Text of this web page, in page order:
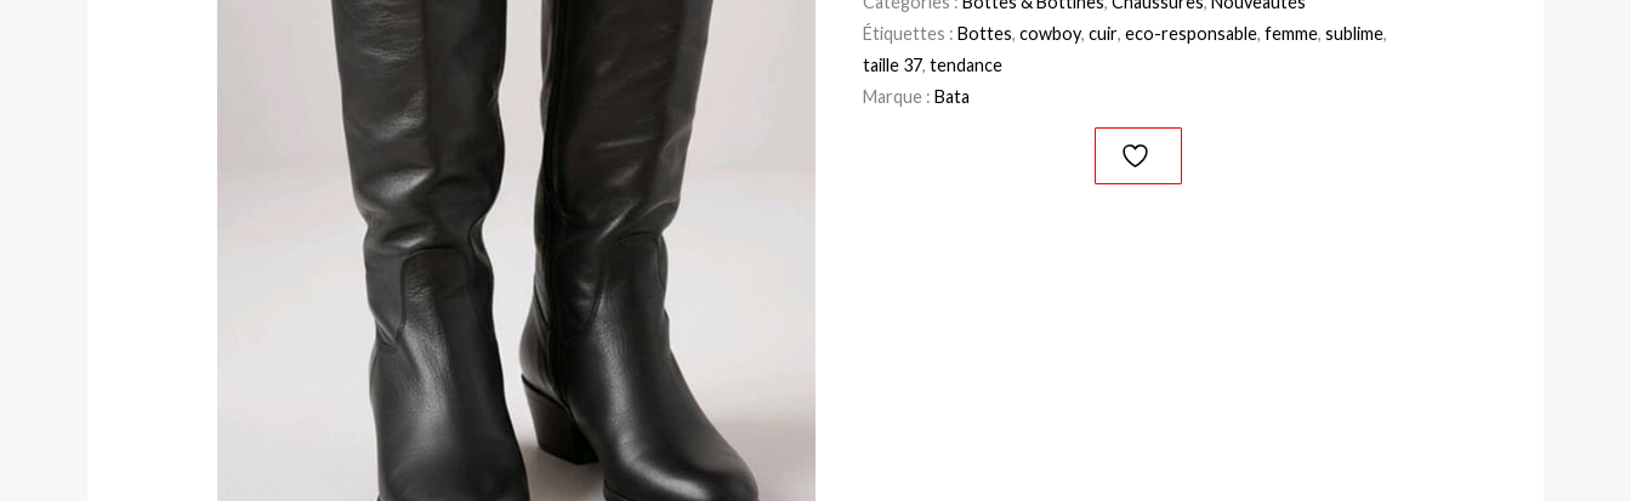
Étiquettes :Bottes,cowboy,cuir,eco-responsable,femme,sublime,
taille 37,tendance
Marque :Bata